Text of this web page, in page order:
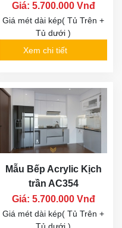
Giá: 5.700.000 Vnđ
Giá mét dài kép( Tủ Trên +
Tủ dưới )
Xem chi tiết
Mẫu Bếp Acrylic Kịch
trần AC354
Giá: 5.700.000 Vnđ
Giá mét dài kép( Tủ Trên +